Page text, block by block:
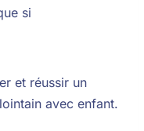
si
et réussir un
avec enfant.